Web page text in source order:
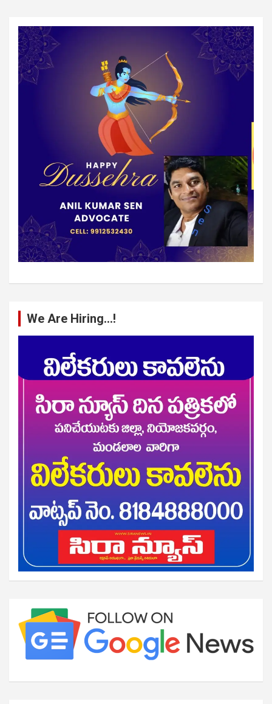
We Are Hiring…!